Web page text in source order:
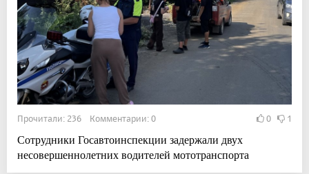
Прочитали: 236 Комментарии: 0 0 1
Сотрудники Госавтоинспекции задержали двух
несовершеннолетних водителей мототранспорта